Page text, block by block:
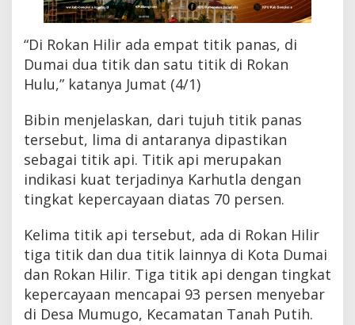
“Di Rokan Hilir ada empat titik panas, di
Dumai dua titik dan satu titik di Rokan
Hulu,” katanya Jumat (4/1)
Bibin menjelaskan, dari tujuh titik panas
tersebut, lima di antaranya dipastikan
sebagai titik api. Titik api merupakan
indikasi kuat terjadinya Karhutla dengan
tingkat kepercayaan diatas 70 persen.
Kelima titik api tersebut, ada di Rokan Hilir
tiga titik dan dua titik lainnya di Kota Dumai
dan Rokan Hilir. Tiga titik api dengan tingkat
kepercayaan mencapai 93 persen menyebar
di Desa Mumugo, Kecamatan Tanah Putih.